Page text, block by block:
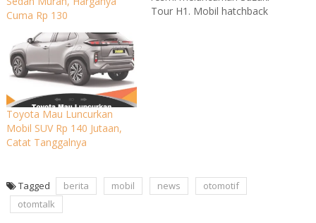
Cuma Rp 130
Tour H1. Mobil hatchback
Toyota Mau Luncurkan
Mobil SUV Rp 140 Jutaan,
Catat Tanggalnya
Tagged berita mobil news
otomotif
otomtalk